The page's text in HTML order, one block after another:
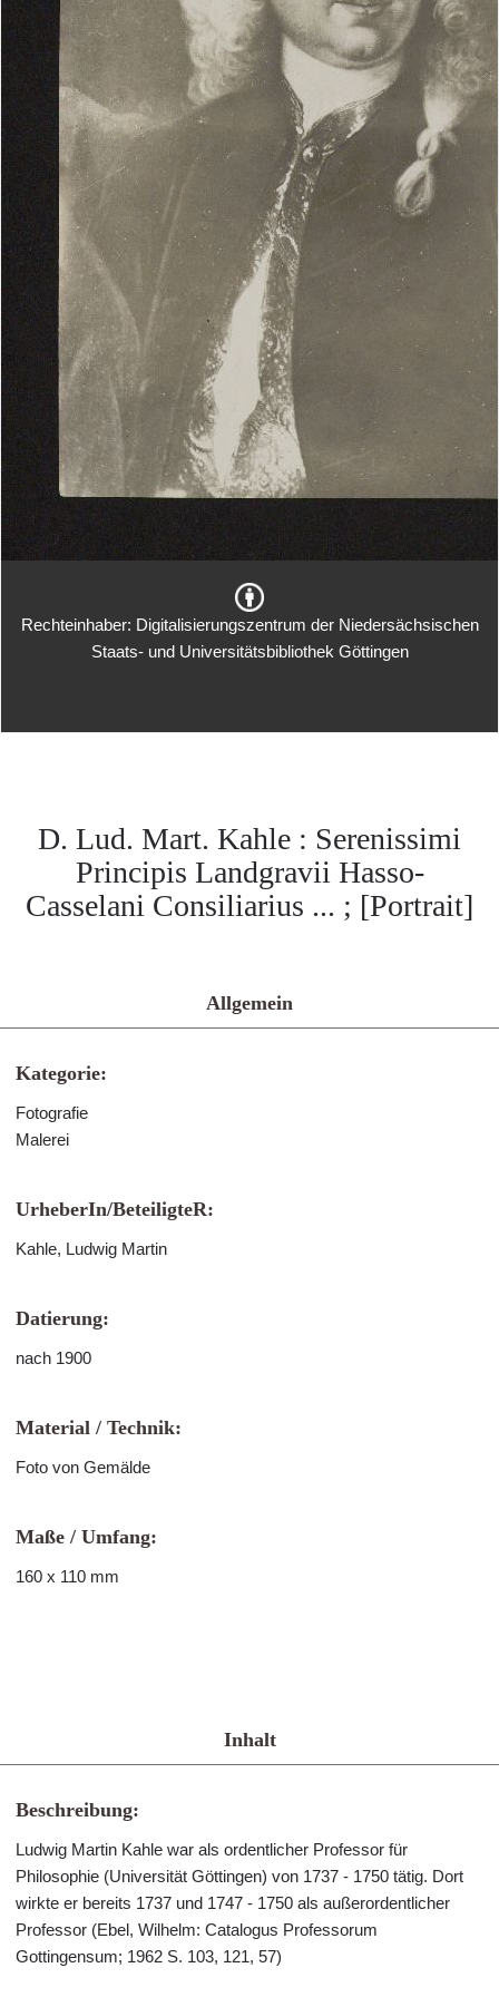
Rechteinhaber: Digitalisierungszentrum der Niedersächsischen
Staats- und Universitätsbibliothek Göttingen
D. Lud. Mart. Kahle : Serenissimi
Principis Landgravii Hasso-
Casselani Consiliarius ... ; [Portrait]
Allgemein
Kategorie:
Fotografie
Malerei
UrheberIn/BeteiligteR:
Kahle, Ludwig Martin
Datierung:
nach 1900
Material / Technik:
Foto von Gemälde
Maße / Umfang:
160 x 110 mm
Inhalt
Beschreibung:
Ludwig Martin Kahle war als ordentlicher Professor für
Philosophie (Universität Göttingen) von 1737 - 1750 tätig. Dort
wirkte er bereits 1737 und 1747 - 1750 als außerordentlicher
Professor (Ebel, Wilhelm: Catalogus Professorum
Gottingensum; 1962 S. 103, 121, 57)